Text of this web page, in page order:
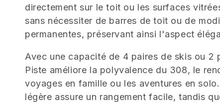
e
c
t
directement sur le toit ou les surfaces
sans nécessiter de barres de toit ou de
permanentes, préservant ainsi l'aspect
Avec une capacité de 4 paires de skis ou 2
Piste améliore la polyvalence du 308, le
voyages en famille ou les aventures en
légère assure un rangement facile, tandis